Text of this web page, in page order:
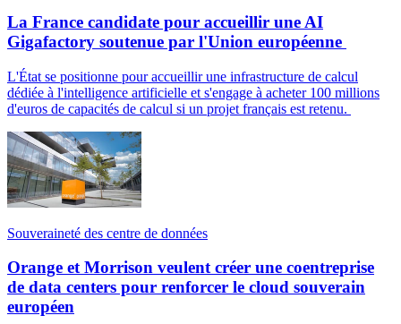
La France candidate pour accueillir une AI
Gigafactory soutenue par l'Union européenne
L'État se positionne pour accueillir une infrastructure de calcul
dédiée à l'intelligence artificielle et s'engage à acheter 100 millions
d'euros de capacités de calcul si un projet français est retenu.
Souveraineté des centre de données
Orange et Morrison veulent créer une coentreprise
de data centers pour renforcer le cloud souverain
européen